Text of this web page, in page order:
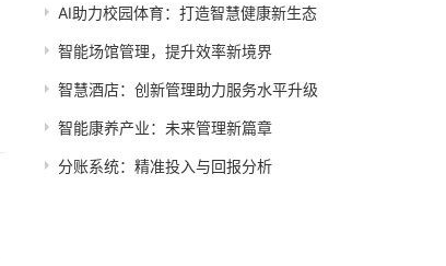
AI助力校园体育：打造智慧健康新生态
智能场馆管理，提升效率新境界
智慧酒店：创新管理助力服务水平升级
智能康养产业：未来管理新篇章
分账系统：精准投入与回报分析